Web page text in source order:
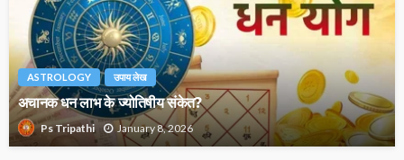
ASTROLOGY उपाय लेख
अचानक धन लाभ के ज्योतिषीय संकेत?
Ps Tripathi January 8, 2026